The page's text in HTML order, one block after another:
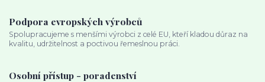
Podpora evropských výrobců
Spolupracujeme s menšími výrobci z celé EU, kteří kladou důraz na
kvalitu, udržitelnost a poctivou řemeslnou práci.
Osobní přístup - poradenství